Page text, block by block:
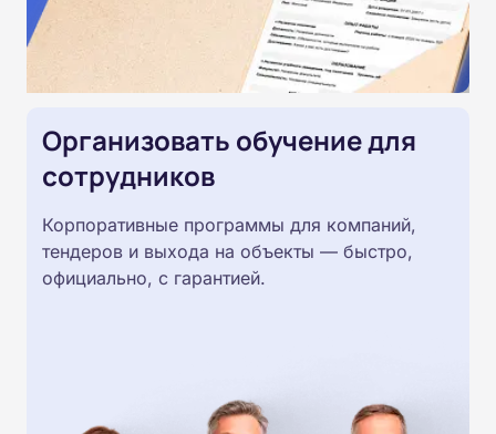
Организовать обучение для
сотрудников
Корпоративные программы для компаний,
тендеров и выхода на объекты — быстро,
официально, с гарантией.